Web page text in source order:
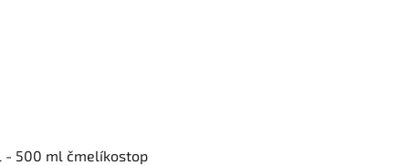
- 500 ml čmelíkostop